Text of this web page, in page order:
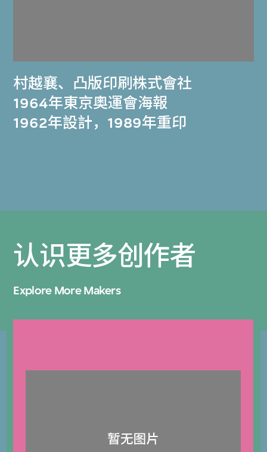
村越襄、 凸版印刷株式會社
1964年東京奧運會海報
1962年設計，1989年重印
认识更多创作者
Explore More Makers